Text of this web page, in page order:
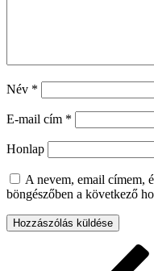
Név *
E-mail cím *
Honlap
A nevem, email címem,
böngészőben a következő